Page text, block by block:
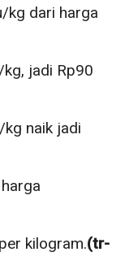
kg dari harga
jadi Rp90
naik jadi
kilogram.(tr-